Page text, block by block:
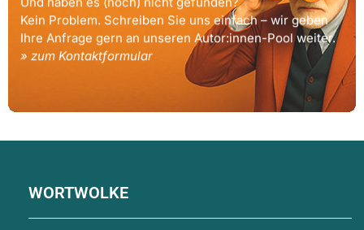
Kein Problem. Schreiben Sie uns einfach – wir geben
Ihre Anfrage gern an unseren Autor:innen-Pool weiter.
» zum Kontaktformular
WORTWOLKE